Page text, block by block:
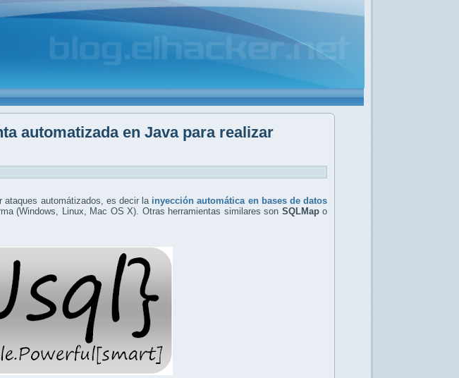
automatizada en Java para realizar
ataques automátizados, es decir la inyección automática en bases de datos
(Windows, Linux, Mac OS X). Otras herramientas similares son SQLMapo